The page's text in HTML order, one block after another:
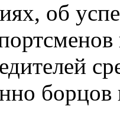
об
борцов